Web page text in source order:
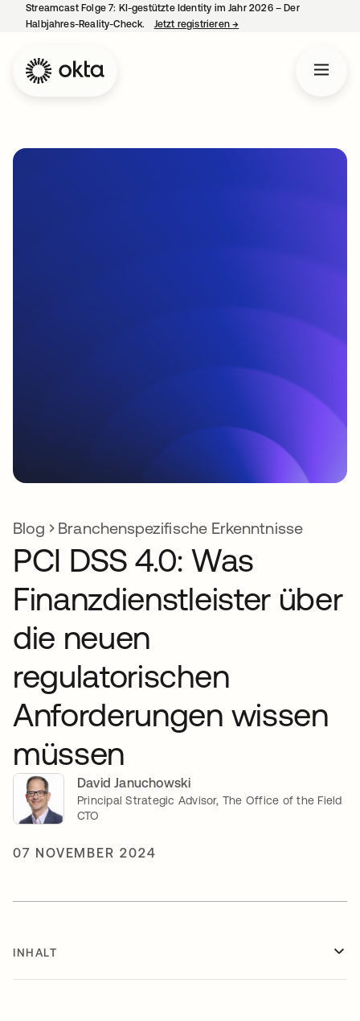
Streamcast Folge 7: KI-gestützte Identity im Jahr 2026 – Der
Halbjahres-Reality-Check.
Jetzt registrieren→
Blog Branchenspezifische Erkenntnisse
PCI DSS 4.0: Was
Finanzdienstleister über
die neuen
regulatorischen
Anforderungen wissen
müssen
David Januchowski
Principal Strategic Advisor, The Office of the Field
CTO
07 NOVEMBER 2024
INHALT